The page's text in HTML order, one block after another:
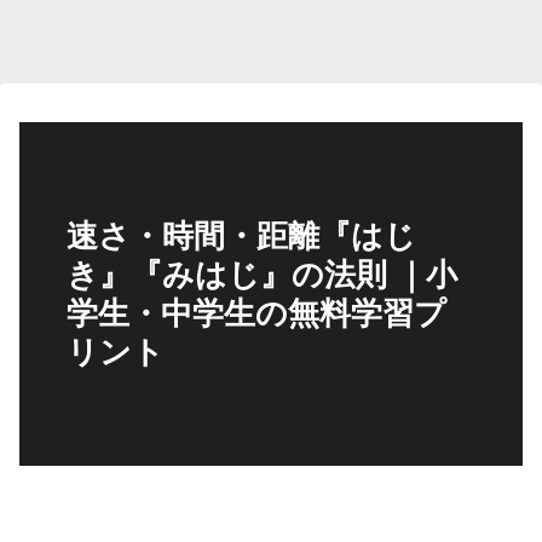
速さ・時間・距離『はじ
き』『みはじ』の法則 ｜小
学生・中学生の無料学習プ
リント